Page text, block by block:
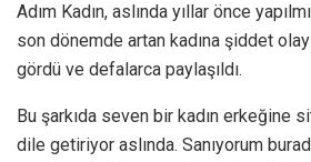
Adım Kadın, aslında yıllar önce
son dönemde artan kadına şiddet
gördü ve defalarca paylaşıldı.
Bu şarkıda seven bir kadın erkeğine
dile getiriyor aslında. Sanıyorum